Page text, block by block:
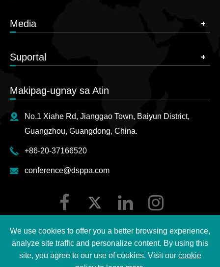
Media
Suportal
Makipag-ugnay sa Atin
No.1 Xiahe Rd, Jianggao Town, Baiyun District,
Guangzhou, Guangdong, China.
+86-20-37166520
conference@dsppa.com
We use cookies to offer you a better browsing experience,
analyze site traffic and personalize content. By using this
site, you agree to our use of cookies. Visit our cookie